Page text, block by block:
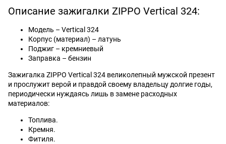
Описание зажигалки ZIPPO Vertical 324:
Модель – Vertical 324
Корпус (материал) – латунь
Поджиг – кремниевый
Заправка – бензин
Зажигалка ZIPPO Vertical 324 великолепный мужской презент
и прослужит верой и правдой своему владельцу долгие годы,
периодически нуждаясь лишь в замене расходных
материалов:
Топлива.
Кремня.
Фитиля.